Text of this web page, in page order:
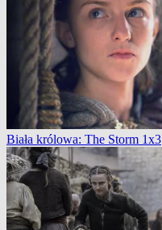
Biała królowa: The Storm 1x3